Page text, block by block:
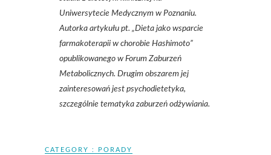
Uniwersytecie Medycznym w Poznaniu.
Autorka artykułu pt. „Dieta jako wsparcie
farmakoterapii w chorobie Hashimoto”
opublikowanego w Forum Zaburzeń
Metabolicznych. Drugim obszarem jej
zainteresowań jest psychodietetyka,
szczególnie tematyka zaburzeń odżywiania.
CATEGORY : PORADY